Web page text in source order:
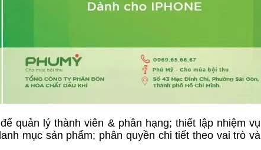
quản lý thành viên & phân hạng; thiết lập nhiệm vụ
mục sản phẩm; phân quyền chi tiết theo vai trò và